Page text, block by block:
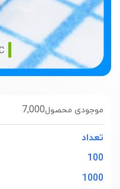
7,000موجودی محصول
تعداد
100
1000